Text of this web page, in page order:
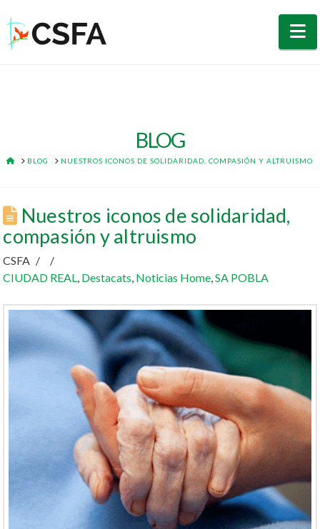
BLOG
HOME
BLOG NUESTROS ICONOS DE SOLIDARIDAD, COMPASIÓN Y ALTRUISMO
Nuestros iconos de solidaridad,
compasión y altruismo
CSFA
CIUDAD REAL, Destacats, Noticias Home,SA POBLA